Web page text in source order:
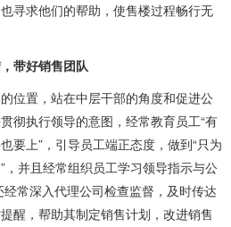
寻求他们的帮助，使售楼过程畅行无
带好销售团队
置，站在中层干部的角度和促进公
彻执行领导的意图，经常教育员工“有
要上”，引导员工端正态度，做到“只为
，并且经常组织员工学习领导指示与公
常深入代理公司检查监督，及时传达
醒，帮助其制定销售计划，改进销售